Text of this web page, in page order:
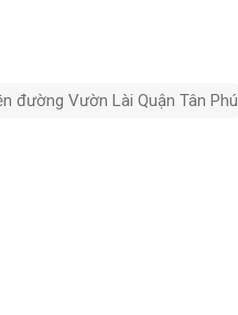
đường Vườn Lài Quận Tân Phú